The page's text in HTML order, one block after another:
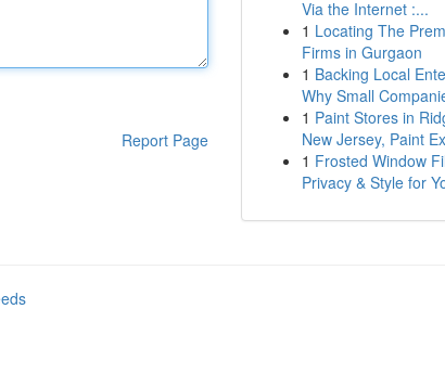
Report Page
Via the Internet :...
1 Locating The
Firms in Gurgaon
1 Backing Local
Why Small
1 Paint Stores in
New Jersey, Paint
1 Frosted Window
Privacy & Style for